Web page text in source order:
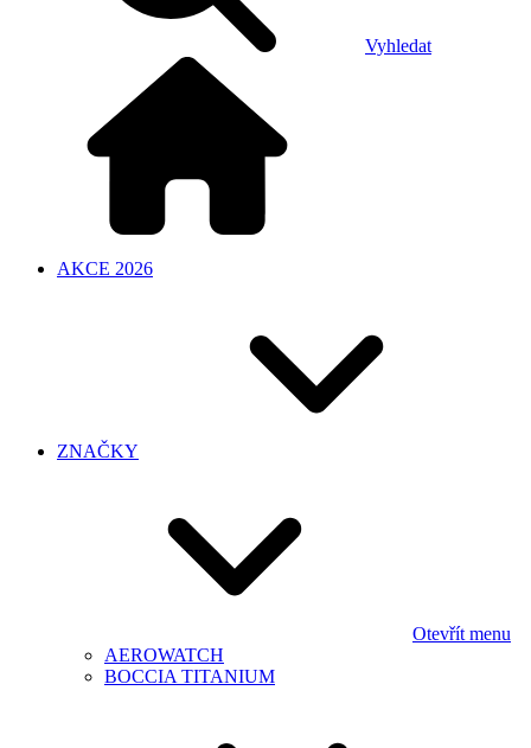
Vyhledat
AKCE 2026
ZNAČKY
Otevřít menu
AEROWATCH
BOCCIA TITANIUM